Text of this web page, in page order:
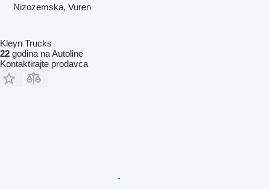
Nizozemska, Vuren
Kleyn Trucks
22 godina na Autoline
Kontaktirajte prodavca